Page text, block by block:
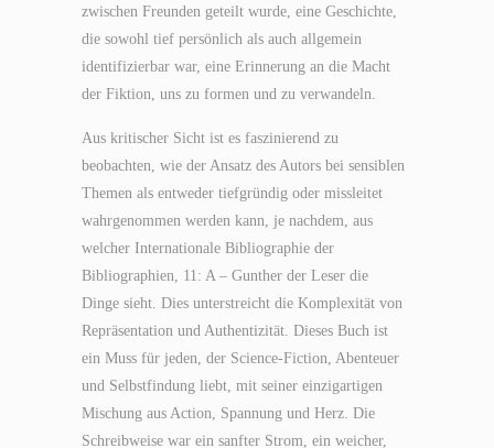
zwischen Freunden geteilt wurde, eine Geschichte,
die sowohl tief persönlich als auch allgemein
identifizierbar war, eine Erinnerung an die Macht
der Fiktion, uns zu formen und zu verwandeln.
Aus kritischer Sicht ist es faszinierend zu
beobachten, wie der Ansatz des Autors bei sensiblen
Themen als entweder tiefgründig oder missleitet
wahrgenommen werden kann, je nachdem, aus
welcher Internationale Bibliographie der
Bibliographien, 11: A – Gunther der Leser die
Dinge sieht. Dies unterstreicht die Komplexität von
Repräsentation und Authentizität. Dieses Buch ist
ein Muss für jeden, der Science-Fiction, Abenteuer
und Selbstfindung liebt, mit seiner einzigartigen
Mischung aus Action, Spannung und Herz. Die
Schreibweise war ein sanfter Strom, ein weicher,